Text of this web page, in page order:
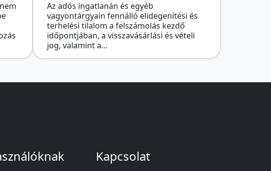
Az adós ingatlanán és egyéb
vagyontárgyain fennálló elidegenítési és
terhelési tilalom a felszámolás kezdő
időpontjában, a visszavásárlási és vételi
jog, valamint a…
Kapcsolat